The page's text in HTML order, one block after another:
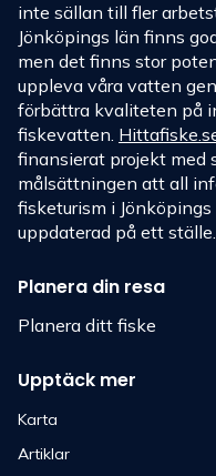
inte sällan till fler
Jönköpings län finns
men det finns stor
uppleva våra vatten
förbättra kvaliteten på
fiskevatten.
finansierat projekt med
målsättningen att all
fisketurism i
uppdaterad på ett
Planera din resa
Planera ditt fiske
Upptäck mer
Karta
Artiklar